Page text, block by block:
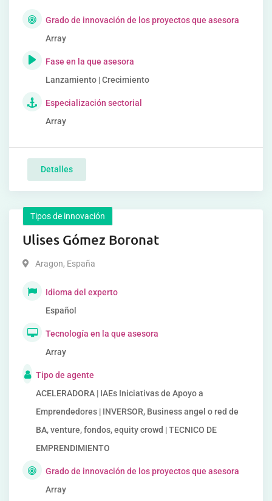
Grado de innovación de los proyectos que asesora
Array
Fase en la que asesora
Lanzamiento | Crecimiento
Especialización sectorial
Array
Detalles
Tipos de innovación
Ulises Gómez Boronat
Aragon, España
Idioma del experto
Español
Tecnología en la que asesora
Array
Tipo de agente
ACELERADORA | IAEs Iniciativas de Apoyo a
Emprendedores | INVERSOR, Business angel o red de
BA, venture, fondos, equity crowd | TECNICO DE
EMPRENDIMIENTO
Grado de innovación de los proyectos que asesora
Array